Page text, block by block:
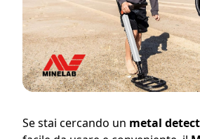
Se stai cercando un metal